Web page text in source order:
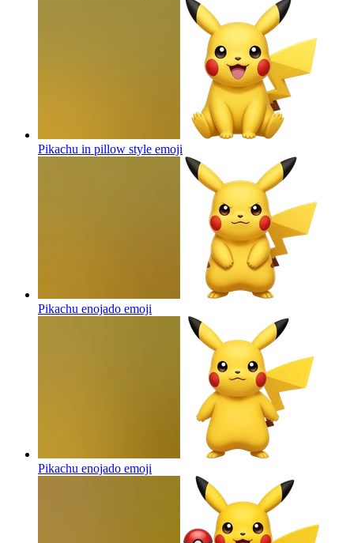
Pikachu in pillow style emoji
Pikachu enojado emoji
Pikachu enojado emoji